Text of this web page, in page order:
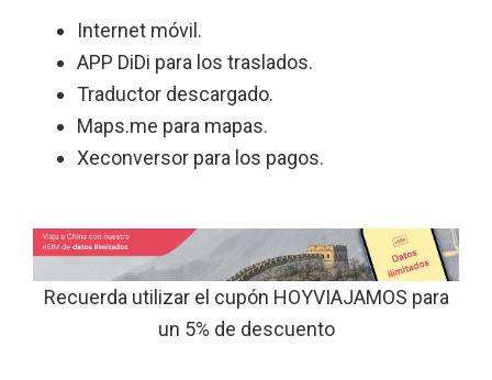
Internet móvil.
APP DiDi para los traslados.
Traductor descargado.
Maps.me para mapas.
Xeconversor para los pagos.
Recuerda utilizar el cupón HOYVIAJAMOS para
un 5% de descuento